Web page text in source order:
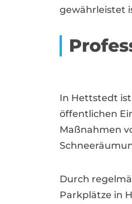
gewährleistet
In Hettstedt
öffentlichen
Maßnahmen
Durch
Parkplätze in